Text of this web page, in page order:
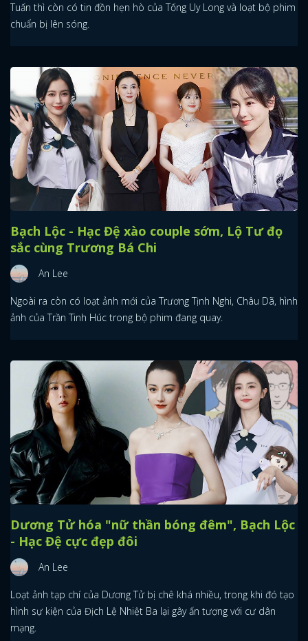
Tuấn thì còn có tin đồn hẹn hò của Tống Uy Long và loạt bộ phim
chuẩn bị lên sóng.
Bạch Lộc - Hạc Đệ xào couple sớm, Lộ Tư đọ
sắc cùng Trương Bá Chi
An Lee
Ngoài ra còn có loạt ảnh mới của Trương Tịnh Nghi, Châu Dã, hình
ảnh của Trần Tinh Húc trong bộ phim đang quay.
Dương Tử hóa "nữ thần bóng đêm", Bạch Lộc
- Hạc Đệ cực đẹp đôi
An Lee
Loạt ảnh tạp chí của Dương Tử bị chê khá nhiều, trong khi đó tạo
hình sự kiện của Địch Lệ Nhiệt Ba lại gây ấn tượng với cư dân
mạng.